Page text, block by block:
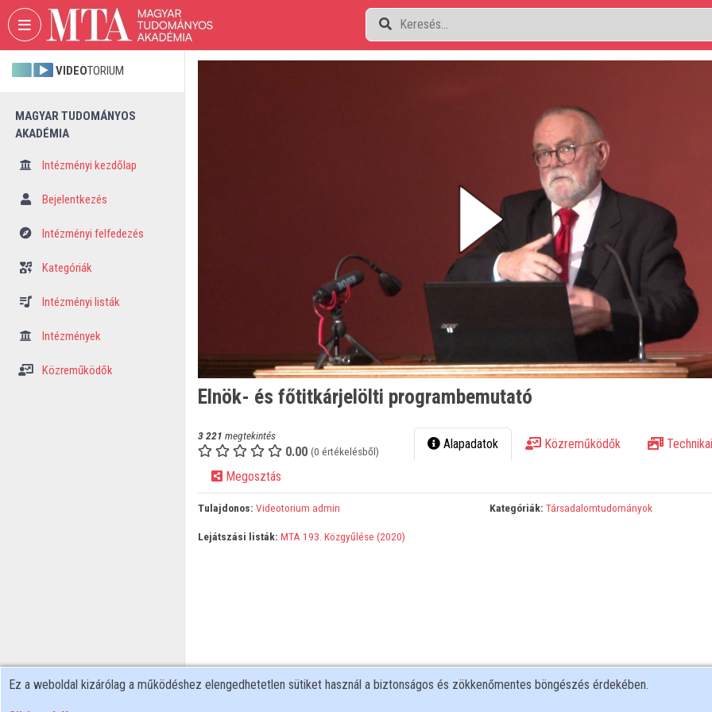
Fejléc kihagyása Menü kihagyása Tartalom kihagyása
VIDEOTORIUM
MAGYAR TUDOMÁNYOS
AKADÉMIA
Intézményi kezdőlap
Bejelentkezés
Intézményi felfedezés
Kategóriák
Intézményi listák
Intézmények
Közreműködők
Elnök- és főtitkárjelölti programbemutató
3 221 megtekintés
0.00 (0 értékelésből) Alapadatok Közreműködők
Megosztás
Tulajdonos: Videotorium admin Kategóriák: Társadalomtudományok
Lejátszási listák: MTA 193. Közgyűlése (2020)
Ez a weboldal kizárólag a működéshez elengedhetetlen sütiket használ a biztonságos és zökkenőmentes böngészés érdekében.